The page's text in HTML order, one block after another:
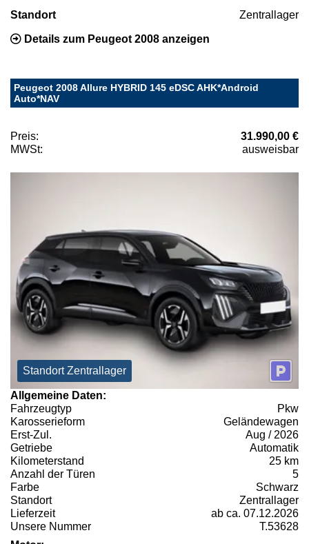
Standort Zentrallager
Details zum Peugeot 2008 anzeigen
Peugeot 2008 Allure HYBRID 145 eDSC AHK*Android
Auto*NAV
Preis:
31.990,00 €
MWSt:
ausweisbar
Standort Zentrallager
Allgemeine Daten:
Fahrzeugtyp
Pkw
Karosserieform
Geländewagen
Erst-Zul.
Aug / 2026
Getriebe
Automatik
Kilometerstand
25 km
Anzahl der Türen
5
Farbe
Schwarz
Standort
Zentrallager
Lieferzeit
ab ca. 07.12.2026
Unsere Nummer
T.53628